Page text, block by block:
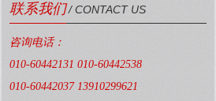
联系我们/ CONTACT US
咨询电话：
010-60442131 010-60442538
010-60442037 13910299621